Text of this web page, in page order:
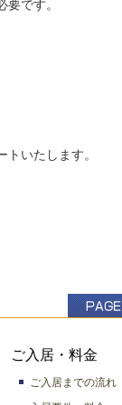
です。
いたします。
ご入居・料金
ご入居までの流れ